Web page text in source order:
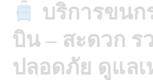
บริการขนก
บิน – สะดวก ร
ปลอดภัย ดูแล